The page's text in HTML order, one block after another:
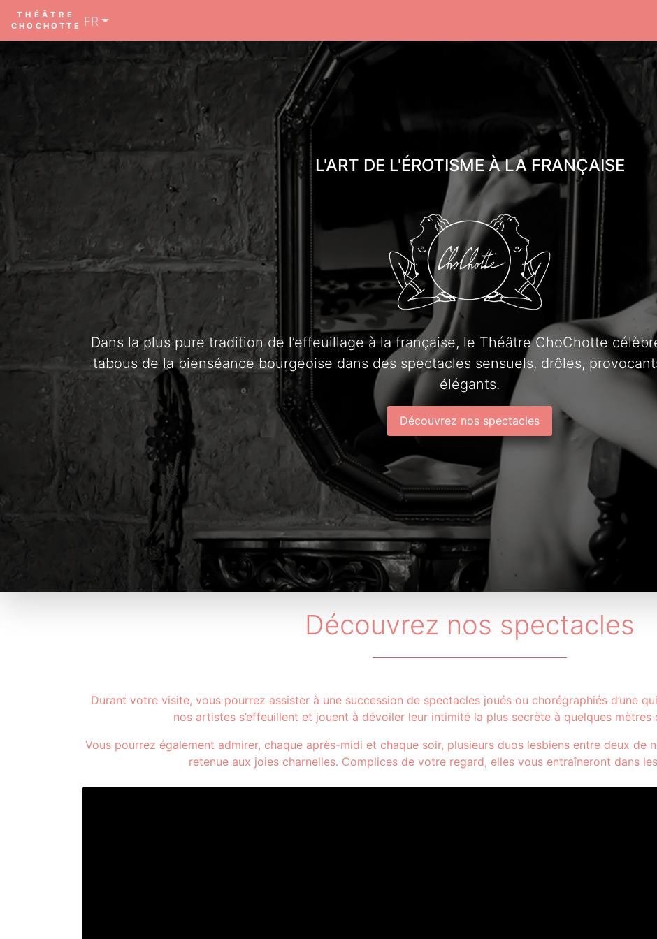
THÉÂTRE
CHOCHOTTE FR
L'ART DE L'ÉROTISME À LA FRANÇAISE
Dans la plus pure tradition de l’effeuillage à la française, le Théâtre ChoChotte
tabous de la bienséance bourgeoise dans des spectacles sensuels, drôles,
élégants.
Découvrez nos spectacles
Découvrez nos spectacles
Durant votre visite, vous pourrez assister à une succession de spectacles joués ou chorégraphiés d’une
nos artistes s’effeuillent et jouent à dévoiler leur intimité la plus secrète à quelques mètres
Vous pourrez également admirer, chaque après-midi et chaque soir, plusieurs duos lesbiens entre deux de
retenue aux joies charnelles. Complices de votre regard, elles vous entraîneront dans